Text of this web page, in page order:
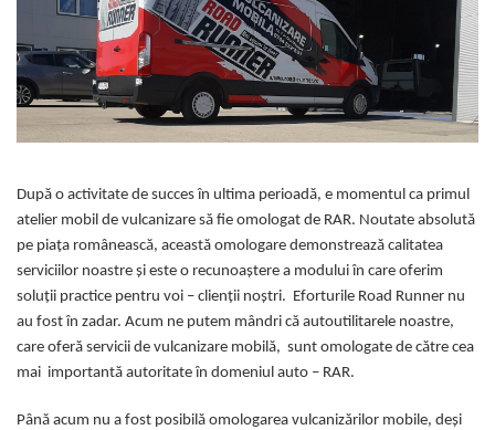
După o activitate de succes în ultima perioadă, e momentul ca primul
atelier mobil de vulcanizare să fie omologat de RAR. Noutate absolută
pe piața românească, această omologare demonstrează calitatea
serviciilor noastre și este o recunoaștere a modului în care oferim
soluții practice pentru voi – clienții noștri. Eforturile Road Runner nu
au fost în zadar. Acum ne putem mândri că autoutilitarele noastre,
care oferă servicii de vulcanizare mobilă, sunt omologate de către cea
mai importantă autoritate în domeniul auto – RAR.
Până acum nu a fost posibilă omologarea vulcanizărilor mobile, deși